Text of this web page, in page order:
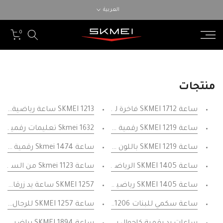
إلى
المحتوى
العربية
0
منتجات
ساعة SKMEI 1712 فاخرة للرجال من الفولاذ المقاوم للصدأ المصقول مقاومة للماء متعددة الوظائف ساعة رسمية للرجال
ساعة SKMEI 1219 رقمية {ياضية بلون ذهبي نرويجي بإضاءة LED ملونة
ساعة SKMEI 1219 باللون الفضي العسكري باللون الفضي مع إضاءة LED
ساعة SKMEI 1405 الرياضية الرقمية الزرقاء الأصلية ساعات كاجوال تعمل بالطاقة الشمسية المضيئة
ساعة SKMEI 1405 رياضية رقمية باللون الأخضر ساعات أصلية تعمل بالطاقة الشمسية الحربية
ساعة سكمي للبنات 1206 ساعة رقمية بكسرات نسائية متعددة الوظائف مع عرض الوقت والتاريخ باللون الأزرق والأحمر
SKMEI 1213 ساعة رياضية رقمية متعددة الوظائف، قوس قزح متعدد الوظائف، مع إيقاف منبه LED
Skmei 1632 تعليمات رقمية Led ساعات رياضية Pu Band يابانية مقاومة للصدمات ساعة الاتصال الهاتفي الأسود
ساعة Skmei 1474 رقمية متعددة الوظائف للنساء من الكريستال الأسود مقاومة للماء من الفولاذ المقاوم للصدأ
ساعة Skmei 1123 من الستانلس ستيل باللون الأسود للرجال، ساعة يد رقمية نسائية مقاومة للماء، منبه وساعة إيقاف، رياضية
SKMEI 1257 ساعة يد زرقاء للرجال ساعات منبه LED متعددة الوظائف
ساعة SKMEI 1257 للرجال والنساء، ساعة يد سوداء مع منيه LED متعددة الوظائف